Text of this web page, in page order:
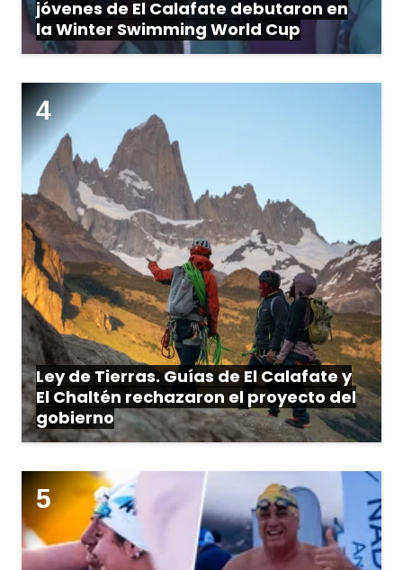
jóvenes de El Calafate debutaron en
la Winter Swimming World Cup
Ley de Tierras. Guías de El Calafate y
El Chaltén rechazaron el proyecto del
gobierno